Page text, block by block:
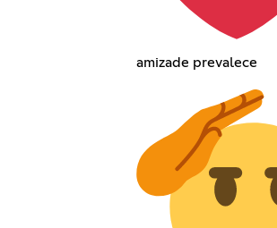
amizade prevalece